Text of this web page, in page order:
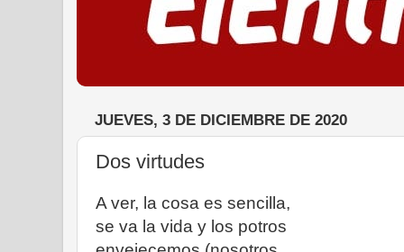
JUEVES, 3 DE DICIEMBRE DE 2020
Dos virtudes
A ver, la cosa es sencilla,
se va la vida y los potros